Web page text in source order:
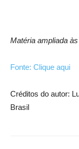
Matéria ampliada
Fonte: Clique aqui
Créditos do autor:
Brasil